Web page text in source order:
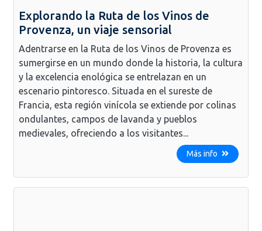
Explorando la Ruta de los Vinos de
Provenza, un viaje sensorial
Adentrarse en la Ruta de los Vinos de Provenza es
sumergirse en un mundo donde la historia, la cultura
y la excelencia enológica se entrelazan en un
escenario pintoresco. Situada en el sureste de
Francia, esta región vinícola se extiende por colinas
ondulantes, campos de lavanda y pueblos
medievales, ofreciendo a los visitantes...
Más info